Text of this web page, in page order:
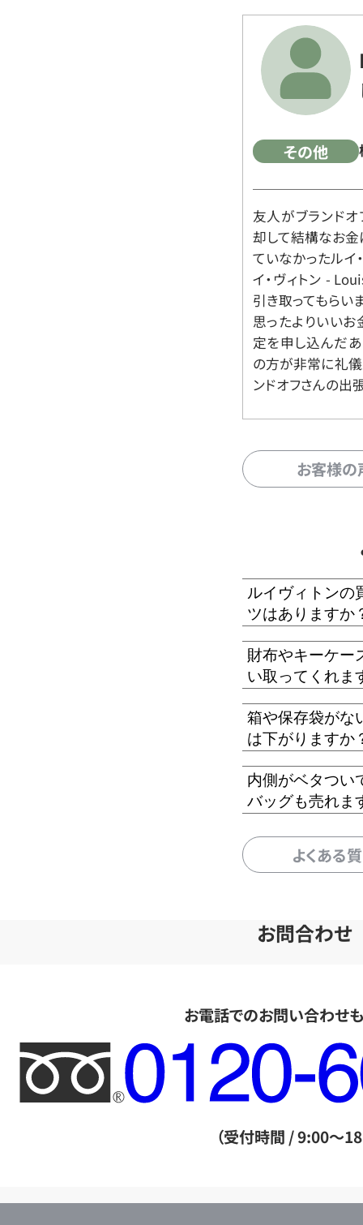
その他
友人がブランド
却して結構なお金
ていなかったルイ
イ・ヴィトン -
引き取ってもらい
思ったよりいいお
定を申し込んだ
の方が非常に礼儀
ンドオフさんの出
お客様
ルイヴィトンの
ツはありますか
財布やキーケー
い取ってくれま
箱や保存袋がな
は下がりますか
内側がベタつい
バッグも売れま
よくある
お問合わせ
お電話でのお問い合わせ
フ
リ
ー
ル
（受付時間 / 9:00～